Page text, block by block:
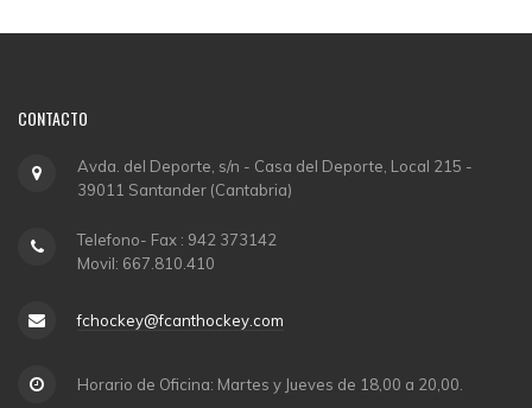
CONTACTO
Avda. del Deporte, s/n - Casa del Deporte, Local 215 -
39011 Santander (Cantabria)
Telefono- Fax : 942 373142
Movil: 667.810.410
fchockey@fcanthockey.com
Horario de Oficina: Martes y Jueves de 18,00 a 20,00.